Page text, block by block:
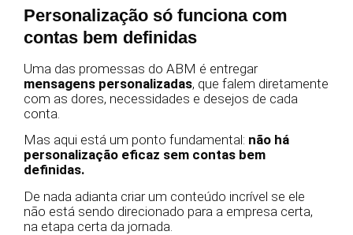
Personalização só funciona com
contas bem definidas
Uma das promessas do ABM é entregar
mensagens personalizadas, que falem diretamente
com as dores, necessidades e desejos de cada
conta.
Mas aqui está um ponto fundamental: não há
personalização eficaz sem contas bem
definidas.
De nada adianta criar um conteúdo incrível se ele
não está sendo direcionado para a empresa certa,
na etapa certa da jornada.